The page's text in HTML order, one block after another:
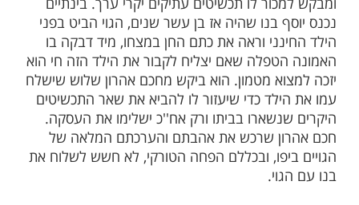
שלוש שהיה אחד העשירים בארצות מרוקו,
לעלות לארץ הקודש, קנה בית ביפו בשטח
העליונה היו חדרי המגורים ובית כנסת,
הקים בית מלאכה ומסחר לתכשיטים.
אחד יושב חכם אהרון שלוש בחנות כדרכו
נכנס אליו גוי המדבר בניב מרוקאי,